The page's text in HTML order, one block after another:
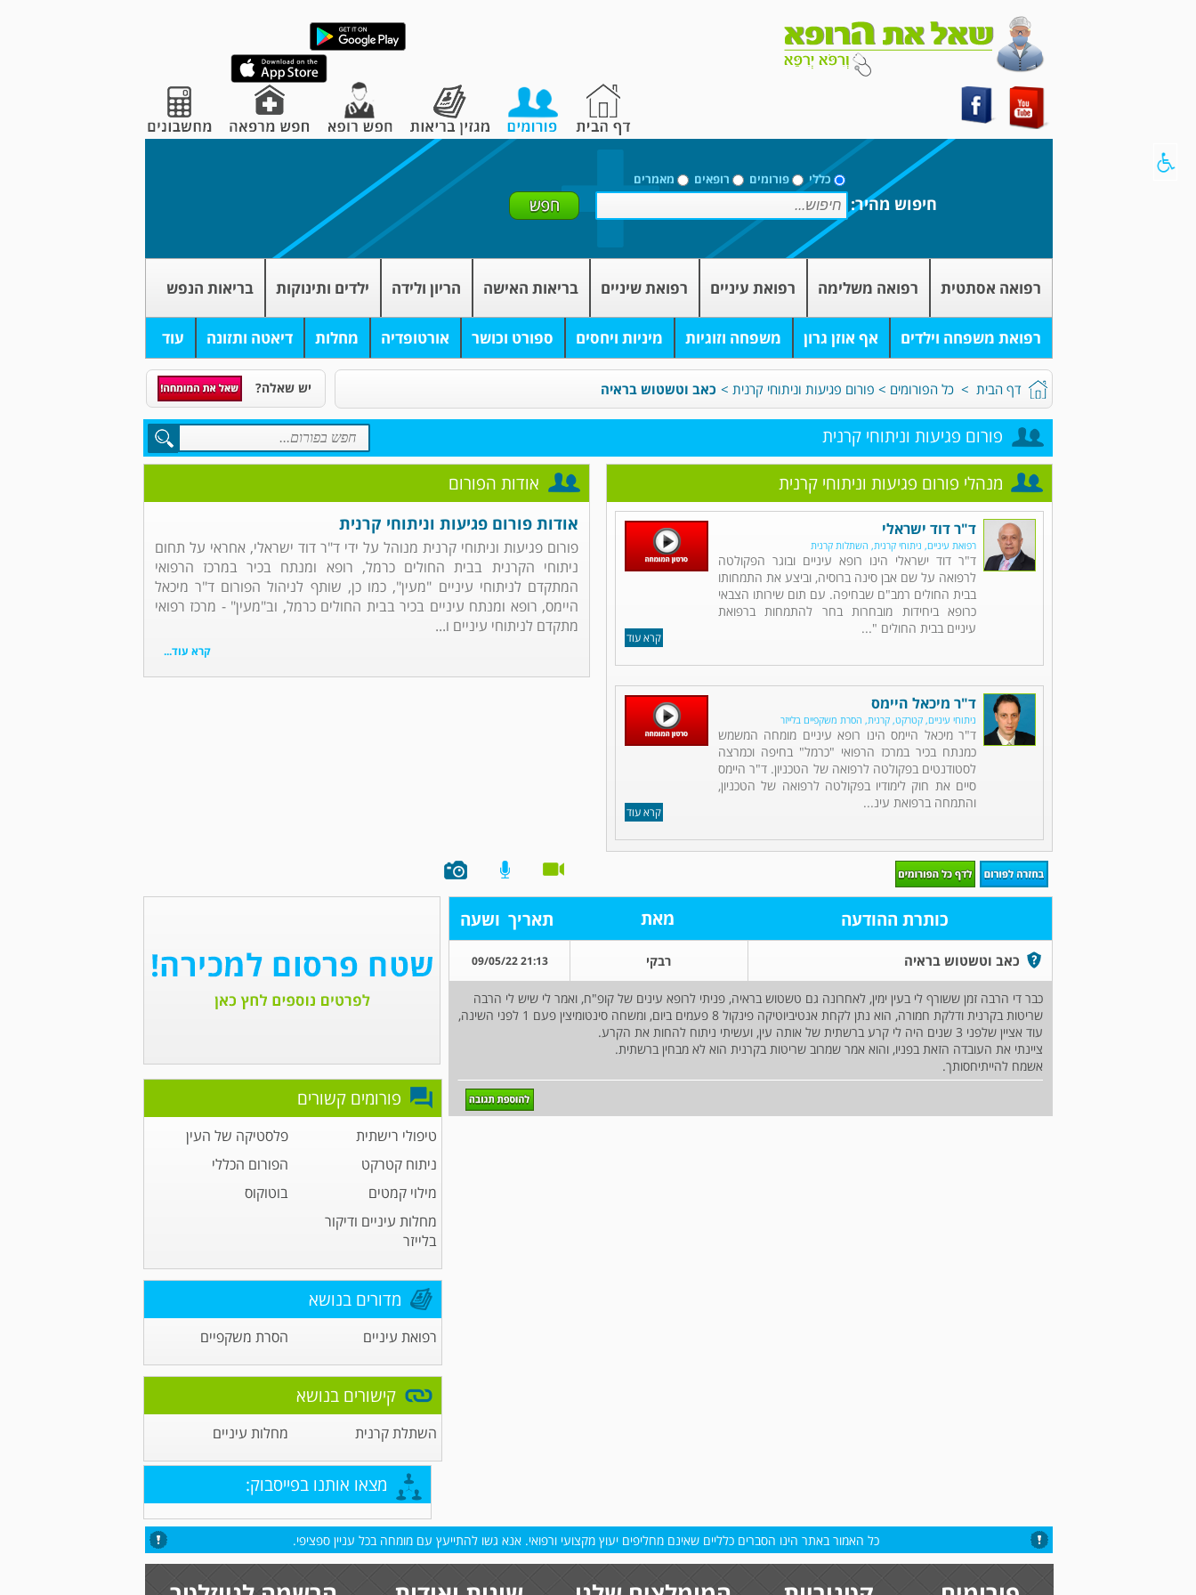
כללי פורומים רופאים מאמרים
חיפוש מהיר:
רפואה אסתטית רפואה משלימה רפואת עיניים רפואת שיניים בריאות האישה הריון ולידה ילדים ותינוקות בריאות הנפש
רפואת משפחה וילדים אף אוזן גרון משפחה וזוגיות מיניות ויחסים ספורט וכושר אורטופדיה מחלות דיאטה ותזונה עוד
דף הבית > כל הפורומים > פורום פגיעות וניתוחי קרנית > כאב וטשטוש בראיה יש שאלה?
פורום פגיעות וניתוחי קרנית
אודות הפורום
אודות פורום פגיעות וניתוחי קרנית
פורום פגיעות וניתוחי קרנית מנוהל על ידי ד"ר דוד ישראלי, אחראי על תחום
ניתוחי הקרנית בבית החולים כרמל, רופא ומנתח בכיר במרכז הרפואי
המתקדם לניתוחי עיניים "מעין", כמו כן, שותף לניהול הפורום ד"ר מיכאל
היימס, רופא ומנתח עיניים בכיר בבית החולים כרמל, וב"מעין" - מרכז רפואי
מתקדם לניתוחי עיניים ו...
קרא עוד...
מנהלי פורום פגיעות וניתוחי קרנית
קרא עוד
ד"ר דוד ישראלי
רפואת עיניים, ניתוחי קרנית, השתלות קרנית
ד"ר דוד ישראלי הינו רופא עיניים ובוגר הפקולטה
לרפואה על שם אבן סינה ברוסיה, וביצע את התמחותו
בבית החולים רמב"ם שבחיפה. עם תום שירותו הצבאי
כרופא ביחידות מובחרות בחר להתמחות ברפואת
עיניים בבית החולים "...
קרא עוד
ד"ר מיכאל היימס
ניתוחי עיניים, קטרקט, קרנית, הסרת משקפיים בלייזר
ד"ר מיכאל היימס הינו רופא עיניים מומחה המשמש
כמנתח בכיר במרכז הרפואי "כרמל" בחיפה וכמרצה
לסטודנטים בפקולטה לרפואה של הטכניון. ד"ר היימס
סיים את חוק לימודיו בפקולטה לרפואה של הטכניון,
והתמחה ברפואת עינ...
כותרת ההודעה מאת תאריך ושעה
כאב וטשטוש בראיה רבקי 21:13 09/05/22
כבר די הרבה זמן ששורף לי בעין ימין, לאחרונה גם טשטוש בראיה, פניתי לרופא עינים של קופ"ח, ואמר לי שיש לי הרבה
שריטות בקרנית ודלקת חמורה, הוא נתן לקחת אנטיביוטיקה פינקול 8 פעמים ביום, ומשחה סינטומיצין פעם 1 לפני השינה,
עוד אציין שלפני 3 שנים היה לי קרע ברשתית של אותה עין, ועשיתי ניתוח להחות את הקרע.
ציינתי את העובדה הזאת בפניו, והוא אמר שמרוב שריטות בקרנית הוא לא מבחין ברשתית.
אשמח להייתיחסותך.
פורומים קשורים
טיפולי רישתית
פלסטיקה של העין
ניתוח קטרקט
הפורום הכללי
מילוי קמטים
בוטוקוס
מחלות עיניים ודיקור
בלייזר
מדורים בנושא
רפואת עיניים הסרת משקפיים
קישורים בנושא
השתלת קרנית מחלות עיניים
מצאו אותנו בפייסבוק:
כל האמור באתר הינו הסברים כלליים שאינם מחליפים יעוץ מקצועי ורפואי. אנא גשו להתייעץ עם מומחה בכל עניין ספציפי.